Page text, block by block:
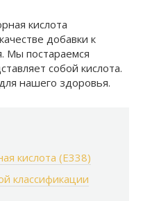
кислота
добавки к
Мы постараемся
собой кислота.
нашего здоровья.
кислота (Е338)
классификации